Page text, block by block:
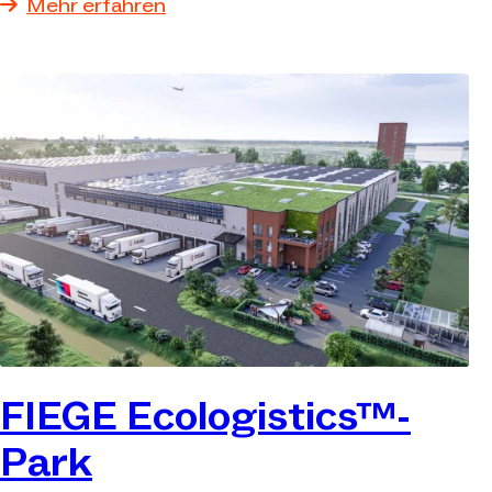
Mehr erfahren
FIEGE Ecologistics™-
Park